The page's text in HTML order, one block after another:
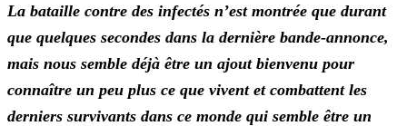
La bataille contre des infectés n’est montrée que durant
que quelques secondes dans la dernière bande-annonce,
mais nous semble déjà être un ajout bienvenu pour
connaître un peu plus ce que vivent et combattent les
derniers survivants dans ce monde qui semble être un